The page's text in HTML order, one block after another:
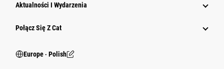
Aktualności I Wydarzenia
Połącz Się Z Cat
Europe ‧ Polish